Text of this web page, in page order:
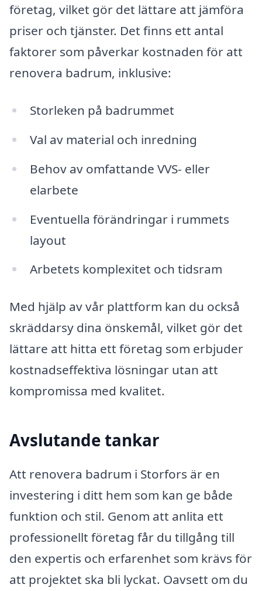
företag, vilket gör det lättare att jämföra
priser och tjänster. Det finns ett antal
faktorer som påverkar kostnaden för att
renovera badrum, inklusive:
Storleken på badrummet
Val av material och inredning
Behov av omfattande VVS- eller
elarbete
Eventuella förändringar i rummets
layout
Arbetets komplexitet och tidsram
Med hjälp av vår plattform kan du också
skräddarsy dina önskemål, vilket gör det
lättare att hitta ett företag som erbjuder
kostnadseffektiva lösningar utan att
kompromissa med kvalitet.
Avslutande tankar
Att renovera badrum i Storfors är en
investering i ditt hem som kan ge både
funktion och stil. Genom att anlita ett
professionellt företag får du tillgång till
den expertis och erfarenhet som krävs för
att projektet ska bli lyckat. Oavsett om du